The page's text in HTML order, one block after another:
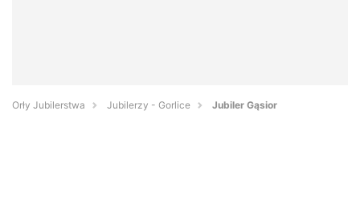
Orły Jubilerstwa Jubilerzy - Gorlice Jubiler Gąsior